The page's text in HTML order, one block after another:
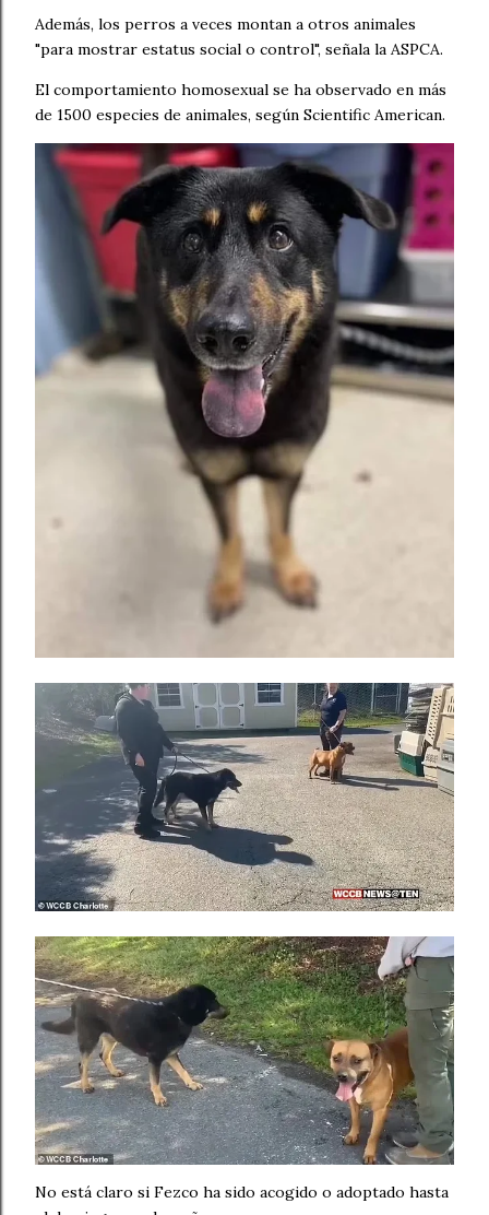
Además, los perros a veces montan a otros animales
"para mostrar estatus social o control", señala la ASPCA.
El comportamiento homosexual se ha observado en más
de 1500 especies de animales, según Scientific American.
No está claro si Fezco ha sido acogido o adoptado hasta